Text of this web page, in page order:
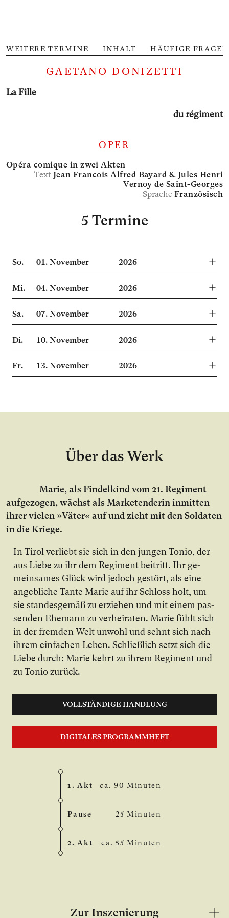
WEITERE TERMINE INHALT HÄUFIGE FRAGEN
GAETANO DONIZETTI
La Fille
du régiment
OPER
Opéra comique in zwei Akten
Text Jean Francois Alfred Bayard & Jules Henri
Vernoy de Saint-Georges
Sprache Französisch
5 Termine
So. 01.November 2026
Mi. 04.November 2026
Sa. 07.November 2026
Di. 10.November 2026
Fr. 13.November 2026
Über das Werk
Marie, als Fin­del­kind vom 21. Re­gi­ment
auf­ge­zo­gen, wächst als Mar­ke­ten­de­rin in­mit­ten
ih­rer vie­len »Vä­ter« auf und zieht mit den Sol­da­ten
in die Krie­ge.
In Ti­rol ver­liebt sie sich in den jun­gen Tonio, der
aus Lie­be zu ihr dem Re­gi­ment bei­tritt. Ihr ge­
mein­sa­mes Glück wird je­doch ge­stört, als ei­ne
an­geb­li­che Tan­te Marie auf ihr Schloss holt, um
sie stan­des­ge­mäß zu er­zie­hen und mit ei­nem pas­
sen­den Ehe­mann zu ver­hei­ra­ten. Marie fühlt sich
in der frem­den Welt un­wohl und sehnt sich nach
ih­rem ein­fa­chen Le­ben. Schließ­lich setzt sich die
Lie­be durch: Marie kehrt zu ih­rem Re­gi­ment und
zu Tonio zu­rück.
VOLLSTÄNDIGE HANDLUNG
DIGITALES PROGRAMMHEFT
1. Akt ca. 90 Minuten
Pause 25 Minuten
2. Akt ca. 55 Minuten
Zur Inszenierung